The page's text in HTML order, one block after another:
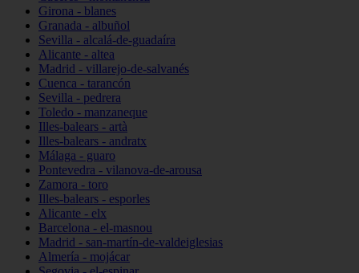
Girona - blanes
Granada - albuñol
Sevilla - alcalá-de-guadaíra
Alicante - altea
Madrid - villarejo-de-salvanés
Cuenca - tarancón
Sevilla - pedrera
Toledo - manzaneque
Illes-balears - artà
Illes-balears - andratx
Málaga - guaro
Pontevedra - vilanova-de-arousa
Zamora - toro
Illes-balears - esporles
Alicante - elx
Barcelona - el-masnou
Madrid - san-martín-de-valdeiglesias
Almería - mojácar